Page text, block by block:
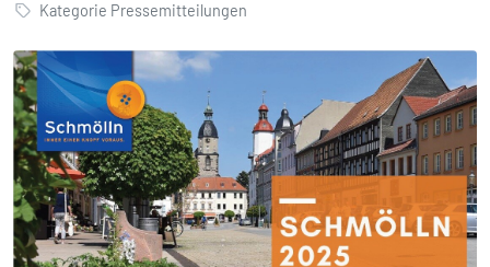
Kategorie Pressemitteilungen